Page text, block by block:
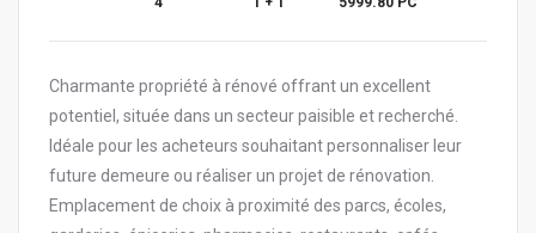
Charmante propriété à rénové offrant un excellent
potentiel, située dans un secteur paisible et recherché.
Idéale pour les acheteurs souhaitant personnaliser leur
future demeure ou réaliser un projet de rénovation.
Emplacement de choix à proximité des parcs, écoles,